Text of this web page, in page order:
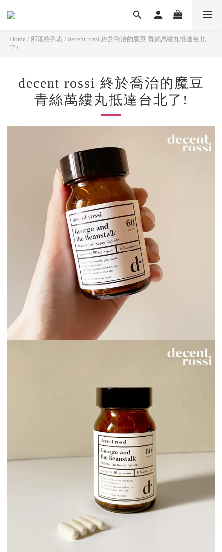
Home / 部落格列表 / decent rossi 終於喬治的魔豆 青絲萬縷丸抵達台北
了!
decent rossi 終於喬治的魔豆
青絲萬縷丸抵達台北了!